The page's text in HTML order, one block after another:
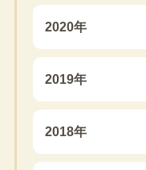
2020年
2019年
2018年